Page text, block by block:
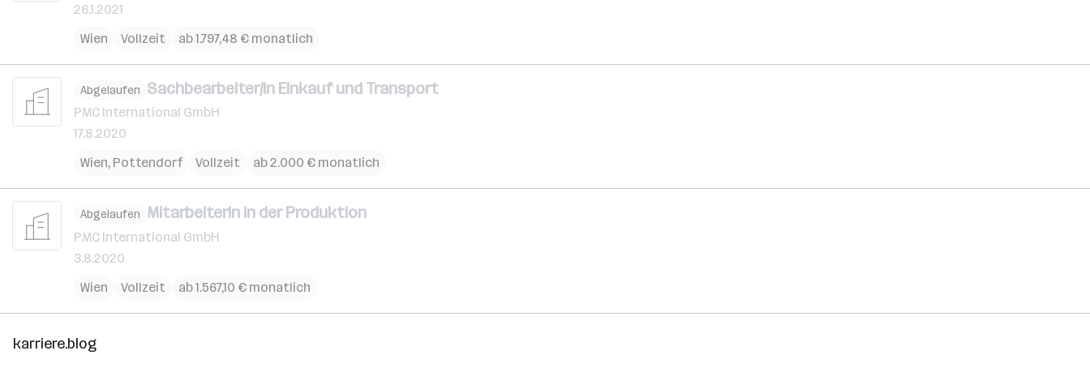
26.1.2021
Wien
Vollzeit ab 1.797,48 € monatlich
Abgelaufen Sachbearbeiter/in Einkauf und Transport
PMC International GmbH
17.8.2020
Wien, Pottendorf Vollzeit ab 2.000 € monatlich
Abgelaufen MitarbeiterIn in der Produktion
PMC International GmbH
3.8.2020
Wien
Vollzeit ab 1.567,10 € monatlich
karriere.blog